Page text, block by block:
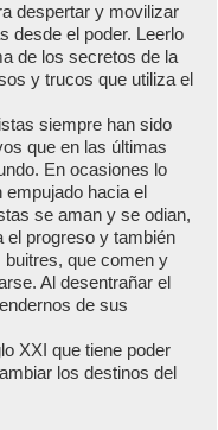
despertar y movilizar
desde el poder. Leerlo
de los secretos de la
y trucos que utiliza el
siempre han sido
que en las últimas
En ocasiones lo
empujado hacia el
se aman y se odian,
el progreso y también
que comen y
Al desentrañar el
de sus
XXI que tiene poder
los destinos del